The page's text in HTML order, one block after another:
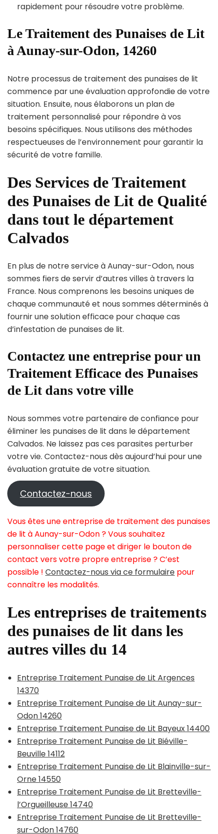
rapidement pour résoudre votre problème.
Le Traitement des Punaises de Lit
à Aunay-sur-Odon, 14260
Notre processus de traitement des punaises de lit
commence par une évaluation approfondie de votre
situation. Ensuite, nous élaborons un plan de
traitement personnalisé pour répondre à vos
besoins spécifiques. Nous utilisons des méthodes
respectueuses de l’environnement pour garantir la
sécurité de votre famille.
Des Services de Traitement
des Punaises de Lit de Qualité
dans tout le département
Calvados
En plus de notre service à Aunay-sur-Odon, nous
sommes fiers de servir d’autres villes à travers la
France. Nous comprenons les besoins uniques de
chaque communauté et nous sommes déterminés à
fournir une solution efficace pour chaque cas
d’infestation de punaises de lit.
Contactez une entreprise pour un
Traitement Efficace des Punaises
de Lit dans votre ville
Nous sommes votre partenaire de confiance pour
éliminer les punaises de lit dans le département
Calvados. Ne laissez pas ces parasites perturber
votre vie. Contactez-nous dès aujourd’hui pour une
évaluation gratuite de votre situation.
Contactez-nous
Vous êtes une entreprise de traitement des punaises
de lit à Aunay-sur-Odon ? Vous souhaitez
personnaliser cette page et diriger le bouton de
contact vers votre propre entreprise ? C’est
possible ! Contactez-nous via ce formulaire pour
connaître les modalités.
Les entreprises de traitements
des punaises de lit dans les
autres villes du 14
Entreprise Traitement Punaise de Lit Argences
14370
Entreprise Traitement Punaise de Lit Aunay-sur-
Odon 14260
Entreprise Traitement Punaise de Lit Bayeux 14400
Entreprise Traitement Punaise de Lit Biéville-
Beuville 14112
Entreprise Traitement Punaise de Lit Blainville-sur-
Orne 14550
Entreprise Traitement Punaise de Lit Bretteville-
l’Orgueilleuse 14740
Entreprise Traitement Punaise de Lit Bretteville-
sur-Odon 14760